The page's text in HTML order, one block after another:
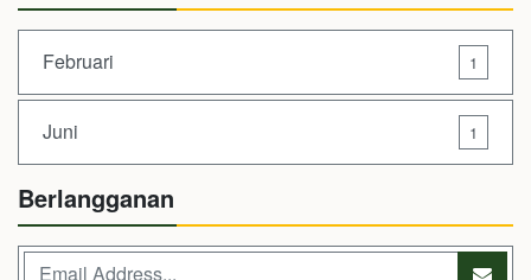
Februari 1
Juni 1
Berlangganan